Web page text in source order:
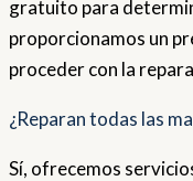
gratuito para
proporcionamos un
proceder con la
¿Reparan todas las
Sí, ofrecemos